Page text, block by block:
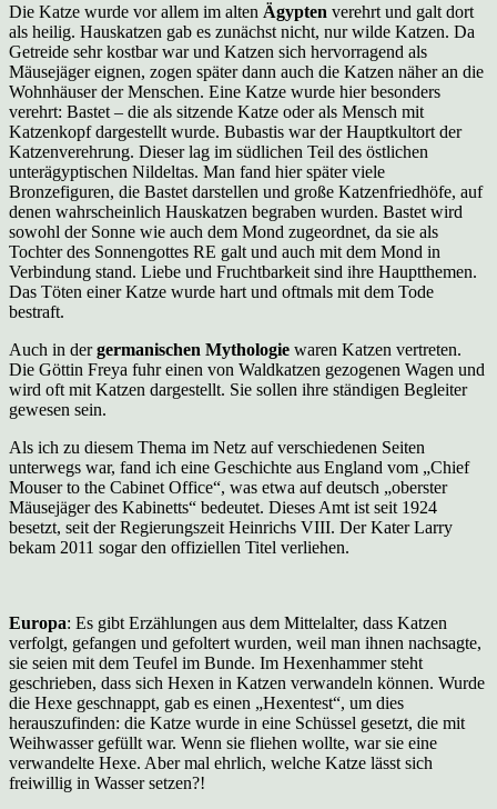
Die Katze wurde vor allem im alten Ägypten verehrt und galt dort
als heilig. Hauskatzen gab es zunächst nicht, nur wilde Katzen. Da
Getreide sehr kostbar war und Katzen sich hervorragend als
Mäusejäger eignen, zogen später dann auch die Katzen näher an die
Wohnhäuser der Menschen. Eine Katze wurde hier besonders
verehrt: Bastet – die als sitzende Katze oder als Mensch mit
Katzenkopf dargestellt wurde. Bubastis war der Hauptkultort der
Katzenverehrung. Dieser lag im südlichen Teil des östlichen
unterägyptischen Nildeltas. Man fand hier später viele
Bronzefiguren, die Bastet darstellen und große Katzenfriedhöfe, auf
denen wahrscheinlich Hauskatzen begraben wurden. Bastet wird
sowohl der Sonne wie auch dem Mond zugeordnet, da sie als
Tochter des Sonnengottes RE galt und auch mit dem Mond in
Verbindung stand. Liebe und Fruchtbarkeit sind ihre Hauptthemen.
Das Töten einer Katze wurde hart und oftmals mit dem Tode
bestraft.
Auch in dergermanischen Mythologie waren Katzen vertreten.
Die Göttin Freya fuhr einen von Waldkatzen gezogenen Wagen und
wird oft mit Katzen dargestellt. Sie sollen ihre ständigen Begleiter
gewesen sein.
Als ich zu diesem Thema im Netz auf verschiedenen Seiten
unterwegs war, fand ich eine Geschichte aus England vom „Chief
Mouser to the Cabinet Office“, was etwa auf deutsch „oberster
Mäusejäger des Kabinetts“ bedeutet. Dieses Amt ist seit 1924
besetzt, seit der Regierungszeit Heinrichs VIII. Der Kater Larry
bekam 2011 sogar den offiziellen Titel verliehen.
Europa: Es gibt Erzählungen aus dem Mittelalter, dass Katzen
verfolgt, gefangen und gefoltert wurden, weil man ihnen nachsagte,
sie seien mit dem Teufel im Bunde. Im Hexenhammer steht
geschrieben, dass sich Hexen in Katzen verwandeln können. Wurde
die Hexe geschnappt, gab es einen „Hexentest“, um dies
herauszufinden: die Katze wurde in eine Schüssel gesetzt, die mit
Weihwasser gefüllt war. Wenn sie fliehen wollte, war sie eine
verwandelte Hexe. Aber mal ehrlich, welche Katze lässt sich
freiwillig in Wasser setzen?!